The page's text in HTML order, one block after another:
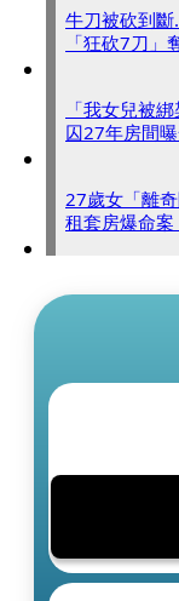
牛刀被砍到
「狂砍7刀
「我女兒被
囚27年房間
27歲女「離
租套房爆命